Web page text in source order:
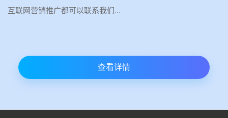
互联网营销推广都可以联系我们...
查看详情